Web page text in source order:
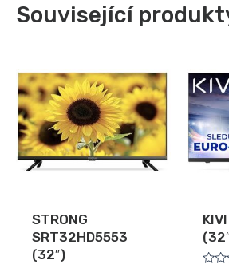
Související
STRONG
SRT32HD5553
(32″)